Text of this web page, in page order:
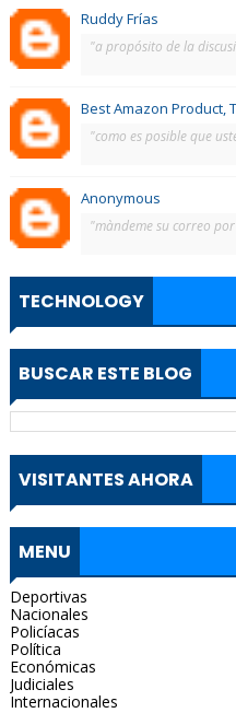
Ruddy Frías
"a propósito de la
Best Amazon Product,
"como es posible que
Anonymous
"màndeme su correo
TECHNOLOGY
BUSCAR ESTE BLOG
VISITANTES AHORA
MENU
Deportivas
Nacionales
Policíacas
Política
Económicas
Judiciales
Internacionales